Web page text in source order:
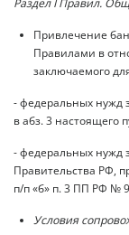
Привлечение
Правилами в
заключаемого
- федеральных нужд
в абз. 3 настоящего
- федеральных нужд
Правительства РФ,
п/п «б» п. 3 ПП РФ №
Условия